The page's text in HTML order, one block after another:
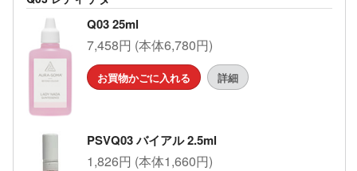
Q03 25ml
7,458円 (本体6,780円)
お買物かごに入れる 詳細
PSVQ03 バイアル 2.5ml
1,826円 (本体1,660円)